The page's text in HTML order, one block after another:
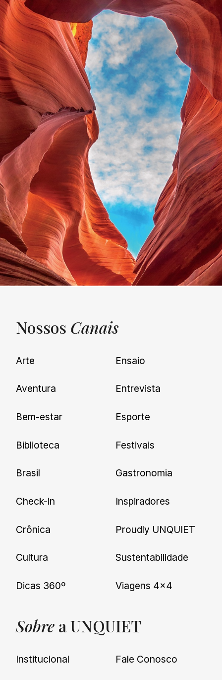
UNQUIET
Newsletter
nossas novidades.
Nossos Canais
Arte
Aventura
Bem-estar
Biblioteca
Brasil
Check-in
Crônica
Cultura
Dicas 360º
Ensaio
Entrevista
Esporte
Festivais
Gastronomia
Inspiradores
Proudly UNQUIET
Sustentabilidade
Viagens 4×4
Sobre a UNQUIET
Institucional Fale Conosco